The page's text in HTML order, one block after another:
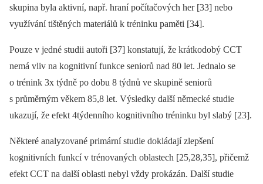
skupina byla aktivní, např. hraní počítačových her [33] nebo
využívání tištěných materiálů k tréninku paměti [34].
Pouze v jedné studii autoři [37] konstatují, že krátkodobý CCT
nemá vliv na kognitivní funkce seniorů nad 80 let. Jednalo se
o trénink 3x týdně po dobu 8 týdnů ve skupině seniorů
s průměrným věkem 85,8 let. Výsledky další německé studie
ukazují, že efekt 4týdenního kognitivního tréninku byl slabý [23].
Některé analyzované primární studie dokládají zlepšení
kognitivních funkcí v trénovaných oblastech [25,28,35], přičemž
efekt CCT na další oblasti nebyl vždy prokázán. Další studie